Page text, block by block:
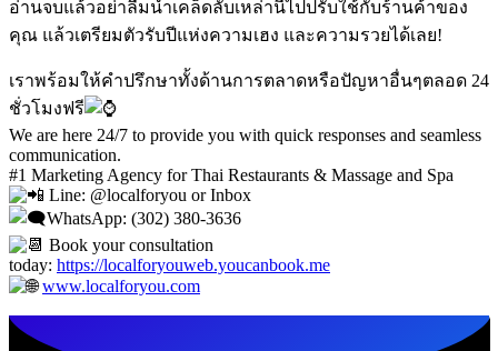
อ่านจบแล้วอย่าลืมนำเคล็ดลับเหล่านี้ไปปรับใช้กับร้านค้าของ
คุณ แล้วเตรียมตัวรับปีแห่งความเฮง และความรวยได้เลย!
เราพร้อมให้คำปรึกษาทั้งด้านการตลาดหรือปัญหาอื่นๆตลอด 24
ชั่วโมงฟรี
We are here 24/7 to provide you with quick responses and seamless
communication.
#1 Marketing Agency for Thai Restaurants & Massage and Spa
Line: @‌localforyou or Inbox
WhatsApp: (302) 380-3636
Book your consultation
today: https://localforyouweb.youcanbook.me
www.localforyou.com